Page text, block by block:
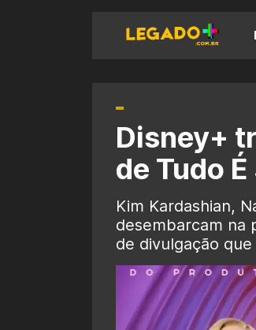
Disney+
de Tudo
Kim Kardashian,
desembarcam na
de divulgação